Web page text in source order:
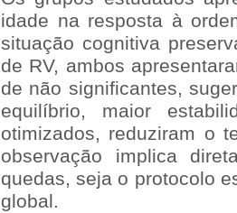
idade na resposta à
situação cognitiva
de RV, ambos
de não significantes,
equilíbrio, maior
otimizados, reduziram o
observação implica
quedas, seja o protocolo
global.